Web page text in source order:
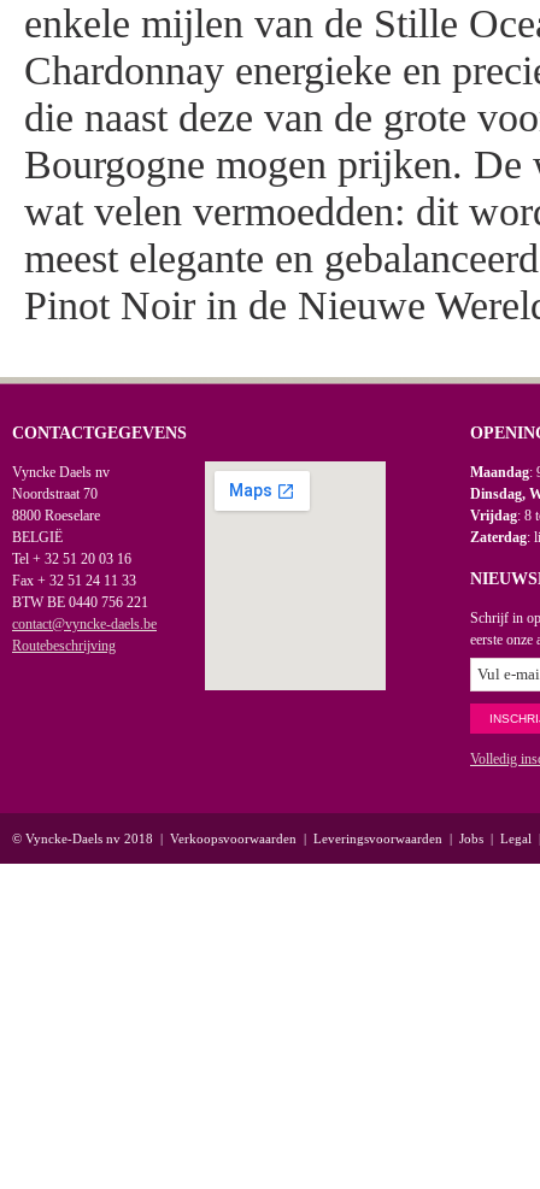
enkele mijlen van de Stille
Chardonnay energieke en
die naast deze van de grote
Bourgogne mogen prijken. De
wat velen vermoedden: dit
meest elegante en
Pinot Noir in de Nieuwe
CONTACTGEGEVENS
Vyncke Daels nv
Noordstraat 70
8800 Roeselare
BELGIË
Tel + 32 51 20 03 16
Fax + 32 51 24 11 33
BTW BE 0440 756 221
contact@vyncke-daels.be
Routebeschrijving
Maandag:
Dinsdag,
Vrijdag: 8
Zaterdag:
Schrijf in
eerste onze
Volledig
© Vyncke-Daels nv 2018 | Verkoopsvoorwaarden | Leveringsvoorwaarden | Jobs | Legal